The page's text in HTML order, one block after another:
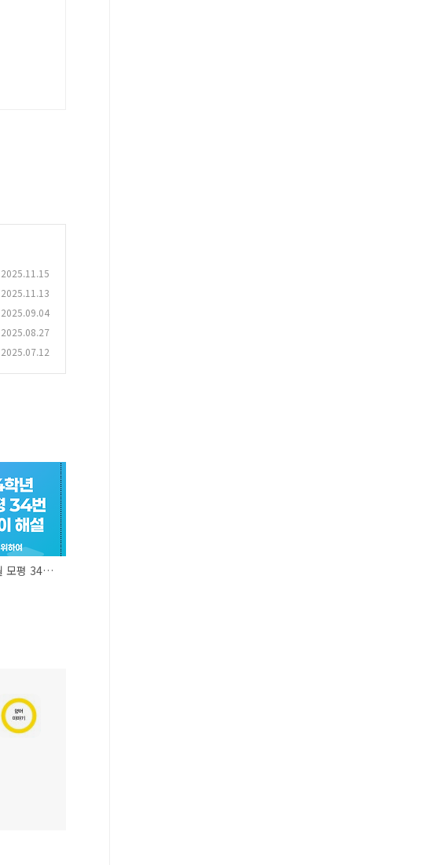
2025.11.15
2025.11.13
2025.09.04
2025.08.27
2025.07.12
2024학년도 9월 모평 34번 지문 문제 풀이 해설 (고3)